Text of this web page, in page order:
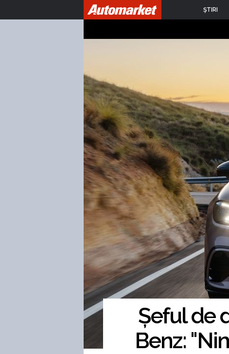
ŞTIRI
Șeful de
Benz: